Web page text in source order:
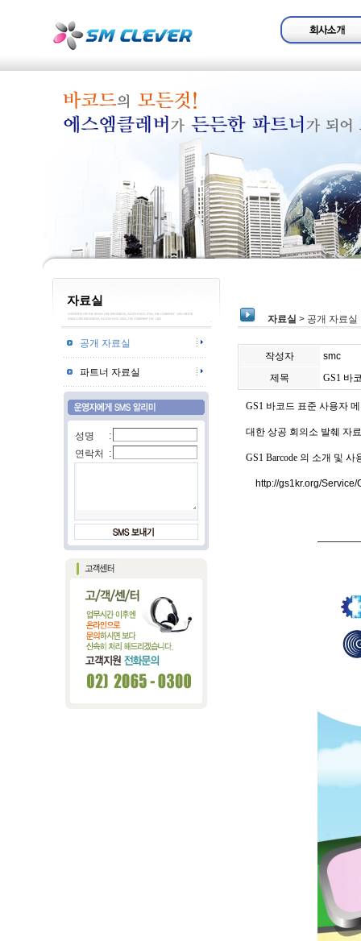
자료실
공개 자료실
파트너 자료실
성명
:
연락처
:
자료실 > 공개 자료실
작성자
smc
제목
GS1 바
GS1 바코드 표준 사용자
대한 상공 회의소 발췌 자
GS1 Barcode 의 소개 및 사
http://gs1kr.org/